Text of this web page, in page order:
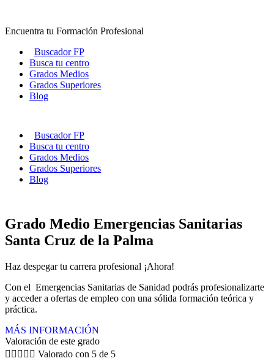
contenido
Encuentra tu Formación Profesional
Buscador FP
Busca tu centro
Grados Medios
Grados Superiores
Blog
Buscador FP
Busca tu centro
Grados Medios
Grados Superiores
Blog
Grado Medio Emergencias Sanitarias
Santa Cruz de la Palma
Haz despegar tu carrera profesional ¡Ahora!
Con el Emergencias Sanitarias de Sanidad podrás profesionalizarte
y acceder a ofertas de empleo con una sólida formación teórica y
práctica.
MÁS INFORMACIÓN
Valoración de este grado
     Valorado con 5 de 5